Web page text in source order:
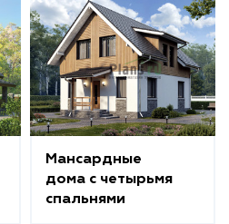
Мансардные
дома с четырьмя
спальнями